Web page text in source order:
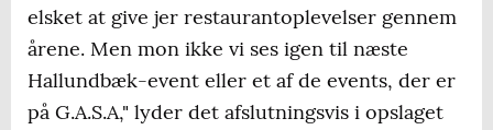
elsket at give jer restaurantoplevelser gennem
årene. Men mon ikke vi ses igen til næste
Hallundbæk-event eller et af de events, der er
på G.A.S.A," lyder det afslutningsvis i opslaget